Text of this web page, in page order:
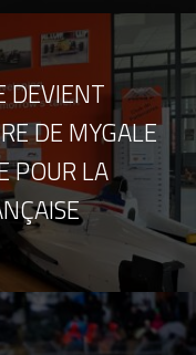
DEVIENT
DE MYGALE
POUR LA